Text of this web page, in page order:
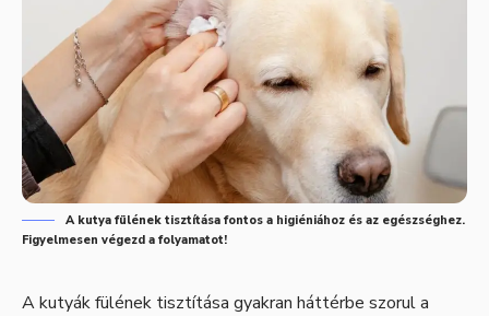
A kutya fülének tisztítása fontos a higiéniához és az egészséghez.
Figyelmesen végezd a folyamatot!
A kutyák fülének tisztítása gyakran háttérbe szorul a